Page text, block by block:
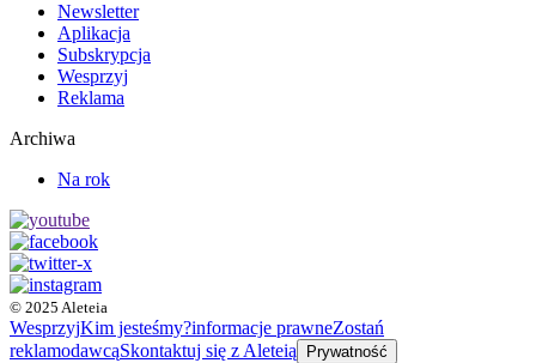
Newsletter
Aplikacja
Subskrypcja
Wesprzyj
Reklama
Archiwa
Na rok
© 2025 Aleteia
WesprzyjKim jesteśmy?informacje prawneZostań
reklamodawcąSkontaktuj się z Aleteią Prywatność